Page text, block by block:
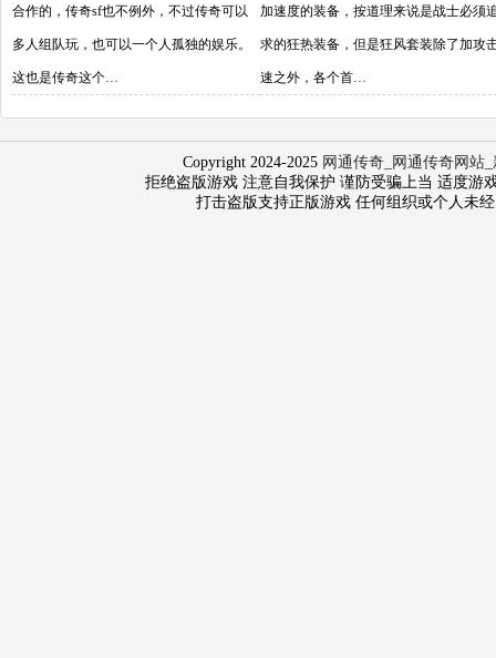
合作的，传奇sf也不例外，不过传奇可以
多人组队玩，也可以一个人孤独的娱乐。
这也是传奇这个…
加速度的装备，按道理来说是战士必须
求的狂热装备，但是狂风套装除了加攻
速之外，各个首…
Copyright 2024-2025 网通传奇_网通传奇网站
拒绝盗版游戏 注意自我保护 谨防受骗上当 适度游
打击盗版支持正版游戏 任何组织或个人未